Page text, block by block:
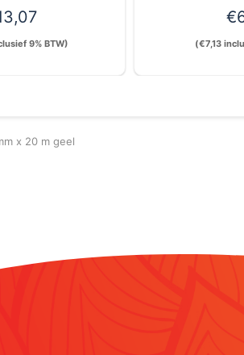
9% BTW)
€
(€7,13
x 20 m geel